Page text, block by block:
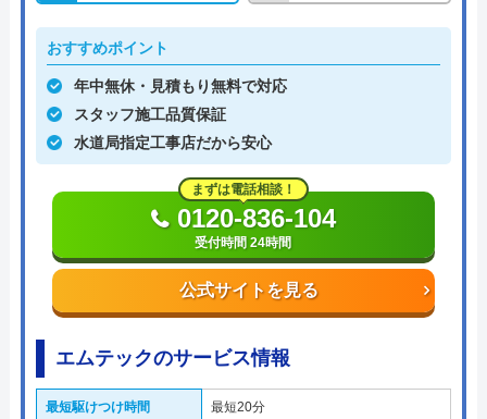
おすすめポイント
年中無休・見積もり無料で対応
スタッフ施工品質保証
水道局指定工事店だから安心
公式サイトを見る
まずは電話相談！
0120-836-104
受付時間 24時間
エムテックのサービス情報
最短駆けつけ時間 最短20分